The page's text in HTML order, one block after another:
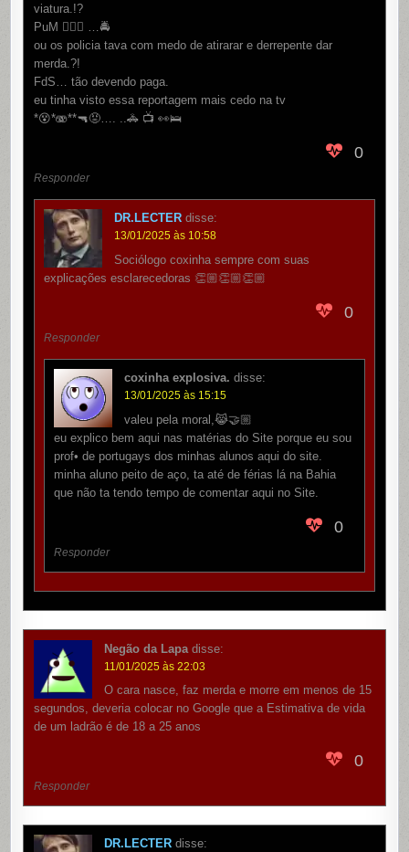
viatura.!?
PuM 👌🏾😹 …🚔
ou os policia tava com medo de atirarar e derrepente dar
merda.?!
FdS… tão devendo paga.
eu tinha visto essa reportagem mais cedo na tv
*😵*🫨**🔫😡…. ..🚓 📺 👀🛌
0
Responder
DR.LECTER disse:
13/01/2025 às 10:58
Sociólogo coxinha sempre com suas
explicações esclarecedoras 👏🏼👏🏼👏🏼
0
Responder
coxinha explosiva. disse:
13/01/2025 às 15:15
valeu pela moral,😹🤝🏼
eu explico bem aqui nas matérias do Site porque eu sou
prof• de portugays dos minhas alunos aqui do site.
minha aluno peito de aço, ta até de férias lá na Bahia
que não ta tendo tempo de comentar aqui no Site.
0
Responder
Negão da Lapa disse:
11/01/2025 às 22:03
O cara nasce, faz merda e morre em menos de 15
segundos, deveria colocar no Google que a Estimativa de vida
de um ladrão é de 18 a 25 anos
0
Responder
DR.LECTER disse: